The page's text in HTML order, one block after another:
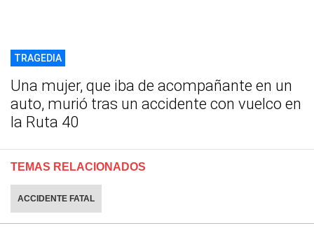
TRAGEDIA
Una mujer, que iba de acompañante en un
auto, murió tras un accidente con vuelco en
la Ruta 40
TEMAS RELACIONADOS
ACCIDENTE FATAL